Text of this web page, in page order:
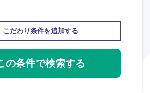
こだわり条件を追加する